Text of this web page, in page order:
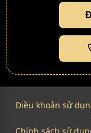
Điều khoản sử